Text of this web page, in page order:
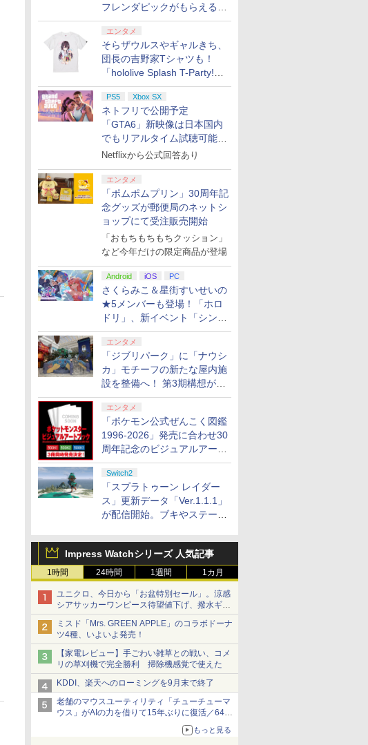
フレンダピックがもらえるキ
ャンペーン開催！
エンタメ
そらザウルスやギャルきち、
団長の吉野家Tシャツも！
「hololive Splash T-Party!」
全Tシャツラインナップ公開
＆オンライン販売開始
PS5 Xbox SX
ネトフリで公開予定
「GTA6」新映像は日本国内
でもリアルタイム試聴可能。
しかも日本語字幕付き
Netflixから公式回答あり
エンタメ
「ポムポムプリン」30周年記
念グッズが郵便局のネットシ
ョップにて受注販売開始
「おもちもちもちクッション」
など今年だけの限定商品が登場
Android iOS PC
さくらみこ＆星街すいせいの
★5メンバーも登場！「ホロ
ドリ」、新イベント「シンク
ロする夏のスパークル」がス
タート
エンタメ
「ジブリパーク」に「ナウシ
カ」モチーフの新たな屋内施
設を整備へ！ 第3期構想が公
開
エンタメ
「ポケモン公式ぜんこく図鑑
1996-2026」発売に合わせ30
周年記念のビジュアルアート
ブック3冊同時発売が決定
Switch2
「スプラトゥーン レイダー
ス」更新データ「Ver.1.1.1」
が配信開始。ブキやステージ
Impress Watchシリーズ 人気記事
1時間 24時間 1週間 1カ月
ユニクロ、今日から「お盆特別セール」。涼感
シアサッカーワンピース待望値下げ、撥水ギア
ショーツは1990円に
ミスド「Mrs. GREEN APPLE」のコラボドーナ
ツ4種、いよいよ発売！
【家電レビュー】手ごわい雑草との戦い、コメ
リの草刈機で完全勝利 掃除機感覚で使えた
KDDI、楽天へのローミングを9月末で終了
老舗のマウスユーティリティ「チューチューマ
ウス」がAIの力を借りて15年ぶりに復活／64bit
化、Windows 10/11、「Chrome」も走り回
る。復活記念で2026年末まで500円
もっと見る